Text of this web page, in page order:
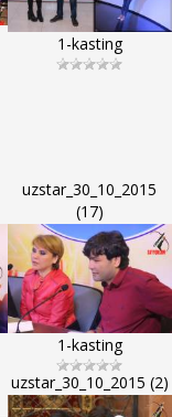
1-kasting
uzstar_30_10_2015
(17)
1-kasting
uzstar_30_10_2015 (2)